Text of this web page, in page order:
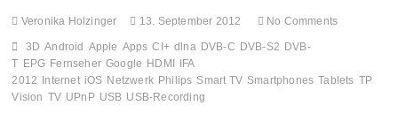
Veronika Holzinger 13. September 2012 No Comments
3D Android Apple Apps CI+ dlna DVB-C DVB-S2 DVB-
T EPG Fernseher Google HDMI IFA
2012 Internet iOS Netzwerk Philips Smart TV Smartphones Tablets TP
Vision TV UPnP USB USB-Recording